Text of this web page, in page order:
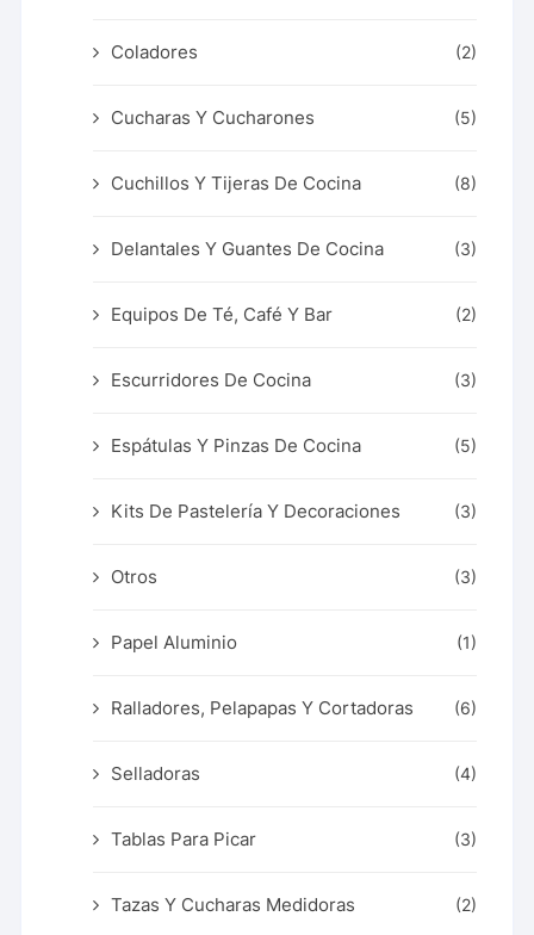
Coladores (2)
Cucharas Y Cucharones (5)
Cuchillos Y Tijeras De Cocina (8)
Delantales Y Guantes De Cocina (3)
Equipos De Té, Café Y Bar (2)
Escurridores De Cocina (3)
Espátulas Y Pinzas De Cocina (5)
Kits De Pastelería Y Decoraciones (3)
Otros (3)
Papel Aluminio (1)
Ralladores, Pelapapas Y Cortadoras (6)
Selladoras (4)
Tablas Para Picar (3)
Tazas Y Cucharas Medidoras (2)